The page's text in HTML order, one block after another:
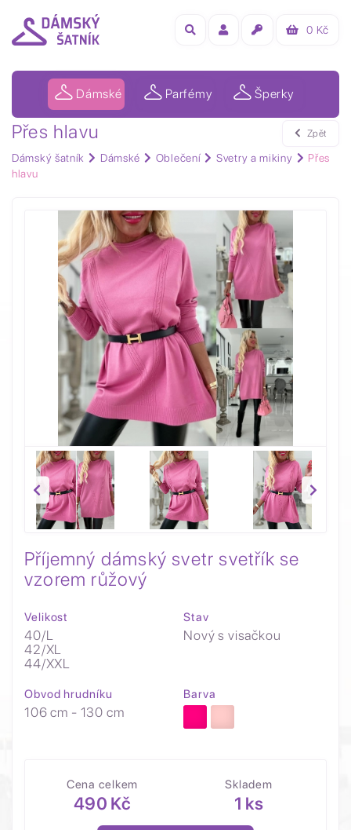
0 Kč
Dámské Parfémy Šperky
Přes hlavu
Dámský šatník Dámské Oblečení Svetry a mikiny
Přes
hlavu
Zpět
Příjemný dámský svetr svetřík se
vzorem růžový
Velikost
40/L
42/XL
44/XXL
Stav
Nový s visačkou
Obvod hrudníku
106 cm - 130 cm
Barva
Cena celkem
490 Kč
Skladem
1 ks